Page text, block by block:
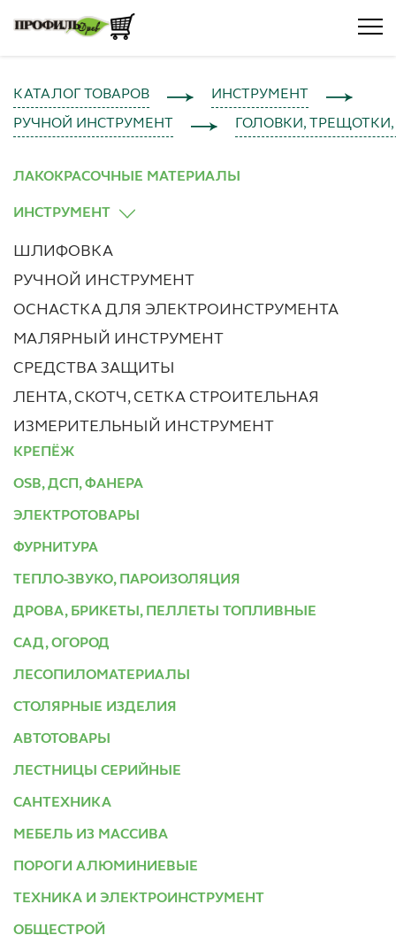
КАТАЛОГ ТОВАРОВ ИНСТРУМЕНТ
РУЧНОЙ ИНСТРУМЕНТ ГОЛОВКИ,
ЛАКОКРАСОЧНЫЕ МАТЕРИАЛЫ
ИНСТРУМЕНТ
ШЛИФОВКА
РУЧНОЙ ИНСТРУМЕНТ
ОСНАСТКА ДЛЯ ЭЛЕКТРОИНСТРУМЕНТА
МАЛЯРНЫЙ ИНСТРУМЕНТ
СРЕДСТВА ЗАЩИТЫ
ЛЕНТА, СКОТЧ, СЕТКА СТРОИТЕЛЬНАЯ
ИЗМЕРИТЕЛЬНЫЙ ИНСТРУМЕНТ
КРЕПЁЖ
OSB, ДСП, ФАНЕРА
ЭЛЕКТРОТОВАРЫ
ФУРНИТУРА
ТЕПЛО-ЗВУКО, ПАРОИЗОЛЯЦИЯ
ДРОВА, БРИКЕТЫ, ПЕЛЛЕТЫ ТОПЛИВНЫЕ
САД, ОГОРОД
ЛЕСОПИЛОМАТЕРИАЛЫ
СТОЛЯРНЫЕ ИЗДЕЛИЯ
АВТОТОВАРЫ
ЛЕСТНИЦЫ СЕРИЙНЫЕ
САНТЕХНИКА
МЕБЕЛЬ ИЗ МАССИВА
ПОРОГИ АЛЮМИНИЕВЫЕ
ТЕХНИКА И ЭЛЕКТРОИНСТРУМЕНТ
ОБЩЕСТРОЙ